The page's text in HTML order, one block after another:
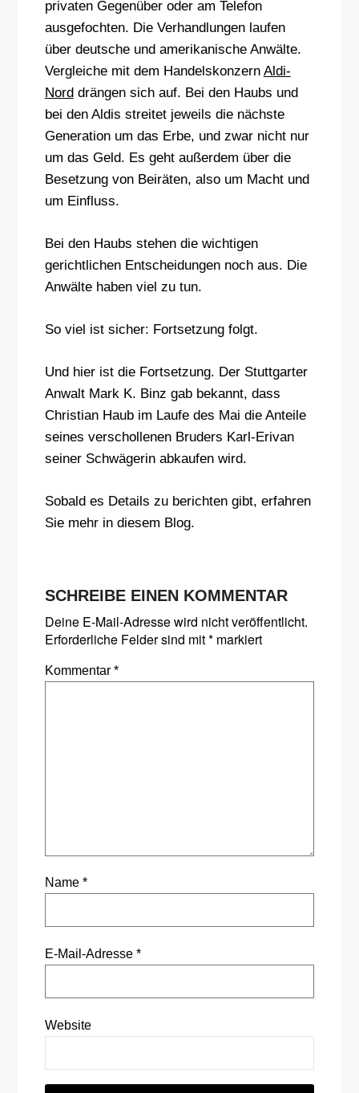
privaten Gegenüber oder am Telefon
ausgefochten. Die Verhandlungen laufen
über deutsche und amerikanische Anwälte.
Vergleiche mit dem Handelskonzern Aldi-
Norddrängen sich auf. Bei den Haubs und
bei den Aldis streitet jeweils die nächste
Generation um das Erbe, und zwar nicht nur
um das Geld. Es geht außerdem über die
Besetzung von Beiräten, also um Macht und
um Einfluss.
Bei den Haubs stehen die wichtigen
gerichtlichen Entscheidungen noch aus. Die
Anwälte haben viel zu tun.
So viel ist sicher: Fortsetzung folgt.
Und hier ist die Fortsetzung. Der Stuttgarter
Anwalt Mark K. Binz gab bekannt, dass
Christian Haub im Laufe des Mai die Anteile
seines verschollenen Bruders Karl-Erivan
seiner Schwägerin abkaufen wird.
Sobald es Details zu berichten gibt, erfahren
Sie mehr in diesem Blog.
SCHREIBE EINEN KOMMENTAR
Deine E-Mail-Adresse wird nicht veröffentlicht.
Erforderliche Felder sind mit*markiert
Kommentar *
Name *
E-Mail-Adresse *
Website